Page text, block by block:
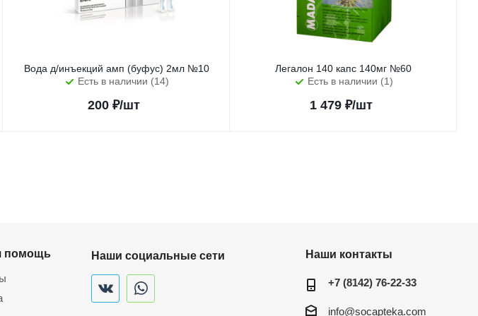
Вода д/инъекций амп (буфус) 2мл №10
Есть в наличии (14)
200 ₽/шт
Легалон 140 капс 140мг №60
Есть в наличии (1)
1 479₽/шт
помощь Наши социальные сети Наши контакты
+7 (8142) 76-22-33
info@socapteka.com